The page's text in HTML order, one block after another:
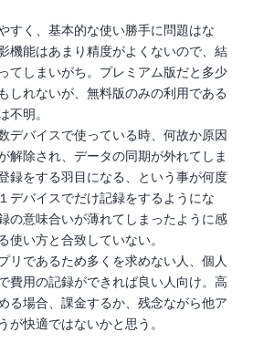
すく、基本的な使い勝手に問題はな
機能はあまり精度がよくないので、結
てしまいがち。プレミアム版だと多少
しれないが、無料版のみの利用である
不明。
デバイスで使っている時、何故か原因
解除され、データの同期が外れてしま
録をする羽目になる、という事が何度
デバイスでだけ記録をするようにな
の意味合いが薄れてしまったように感
使い方と合致していない。
リであるため多くを求めない人、個人
費用の記録ができれば良い人向け。高
る場合、課金するか、残念ながら他ア
が快適ではないかと思う。